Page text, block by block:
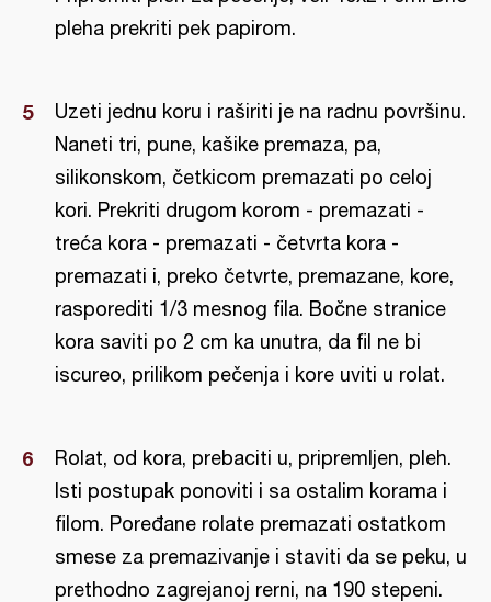
pleha prekriti pek papirom.
Uzeti jednu koru i raširiti je na radnu površinu.
Naneti tri, pune, kašike premaza, pa,
silikonskom, četkicom premazati po celoj
kori. Prekriti drugom korom - premazati -
treća kora - premazati - četvrta kora -
premazati i, preko četvrte, premazane, kore,
rasporediti 1/3 mesnog fila. Bočne stranice
kora saviti po 2 cm ka unutra, da fil ne bi
iscureo, prilikom pečenja i kore uviti u rolat.
Rolat, od kora, prebaciti u, pripremljen, pleh.
Isti postupak ponoviti i sa ostalim korama i
filom. Poređane rolate premazati ostatkom
smese za premazivanje i staviti da se peku, u
prethodno zagrejanoj rerni, na 190 stepeni.